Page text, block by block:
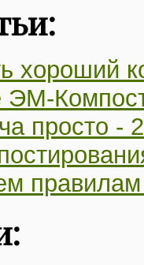
хороший
ЭМ-
просто -